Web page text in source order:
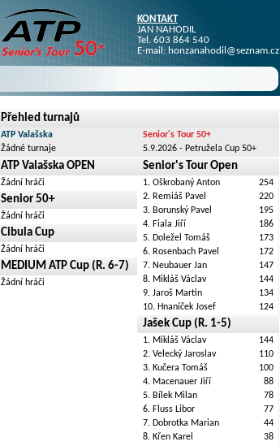
KONTAKT
JAN NAHODIL
Tel. 603 864 540
E-mail: honzanahodil@seznam.cz
Přehled turnajů
ATP Valašska
Žádné turnaje
Senior's Tour 50+
5.9.2026 - Petružela Cup 50+
ATP Valašska OPEN
Žádní hráči
Senior 50+
Žádní hráči
Cibula Cup
Žádní hráči
MEDIUM ATP Cup (R. 6-7)
Žádní hráči
Senior's Tour Open
1. Oškrobaný Anton
254
2. Remiáš Pavel
220
3. Borunský Pavel
195
4. Fiala Jiří
186
5. Doležel Tomáš
173
6. Rosenbach Pavel
172
7. Neubauer Jan
147
8. Mikláš Václav
144
9. Jaroš Martin
134
10. Hnaníček Josef
124
Jašek Cup (R. 1-5)
1. Mikláš Václav
144
2. Velecký Jaroslav
110
3. Kučera Tomáš
100
4. Macenauer Jiří
88
5. Bílek Milan
78
6. Fluss Libor
77
7. Dobrotka Marian
44
8. Křen Karel
38